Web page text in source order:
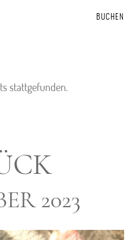
BUCHEN
stattgefunden.
2023